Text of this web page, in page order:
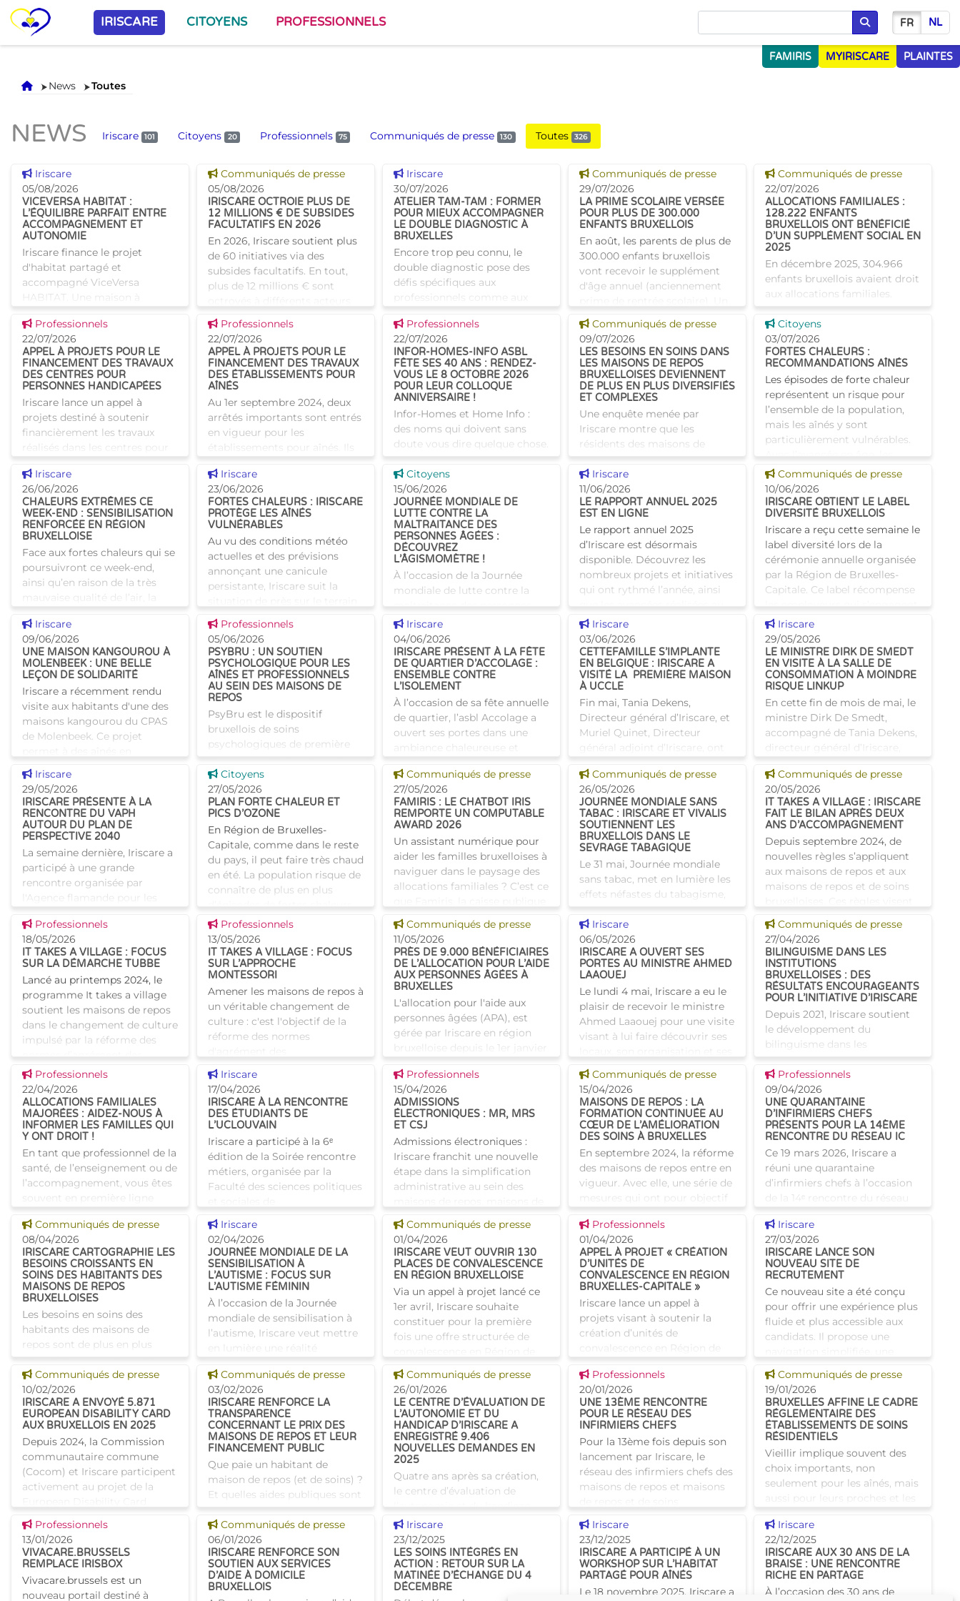
IRISCARE CITOYENS PROFESSIONNELS
Chercher
FR NL
FAMIRIS MYIRISCARE PLAINTES
Accueil
News Toutes
NEWS Iriscare 101 Citoyens 20 Professionnels 75 Communiqués de presse 130 Toutes 326
Voir cette news
Iriscare
05/08/2026
VICEVERSA HABITAT :
L’ÉQUILIBRE PARFAIT ENTRE
ACCOMPAGNEMENT ET
AUTONOMIE
Iriscare finance le projet
d'habitat partagé et
accompagné ViceVersa
HABITAT. Une maison à
alternative innovante et
humaine aux structures
d’hébergement traditionnel
Voir cette news
Communiqués de presse
05/08/2026
IRISCARE OCTROIE PLUS DE
12 MILLIONS € DE SUBSIDES
FACULTATIFS EN 2026
En 2026, Iriscare soutient plus
de 60 initiatives via des
subsides facultatifs. En tout,
plus de 12 millions € sont
bruxellois afin de soutenir leur
travail au serv
Voir cette news
Iriscare
30/07/2026
ATELIER TAM-TAM : FORMER
POUR MIEUX ACCOMPAGNER
LE DOUBLE DIAGNOSTIC À
BRUXELLES
Encore trop peu connu, le
double diagnostic pose des
défis spécifiques aux
professionnels comme aux
Tam-Tam apporte une réponse
concrète avec une formation
dest
Voir cette news
Communiqués de presse
29/07/2026
LA PRIME SCOLAIRE VERSÉE
POUR PLUS DE 300.000
ENFANTS BRUXELLOIS
En août, les parents de plus de
300.000 enfants bruxellois
vont recevoir le supplément
d'âge annuel (anciennement
coup de pouce pour les aider à
bien commencer la
Voir cette news
Communiqués de presse
22/07/2026
ALLOCATIONS FAMILIALES :
128.222 ENFANTS
BRUXELLOIS ONT BÉNÉFICIÉ
D’UN SUPPLÉMENT SOCIAL EN
2025
En décembre 2025, 304.966
enfants bruxellois avaient droit
aux allocations familiales.
Parmi eux, 128.222
bénéficiaient également d’un
supplément social en plus du
montant de base de leurs all
Voir cette news
Professionnels
22/07/2026
APPEL À PROJETS POUR LE
FINANCEMENT DES TRAVAUX
DES CENTRES POUR
PERSONNES HANDICAPÉES
Iriscare lance un appel à
projets destiné à soutenir
financièrement les travaux
réalisés dans les centres pour
projets peuvent porter sur des
transformations, des
Voir cette news
Professionnels
22/07/2026
APPEL À PROJETS POUR LE
FINANCEMENT DES TRAVAUX
DES ÉTABLISSEMENTS POUR
AÎNÉS
Au 1er septembre 2024, deux
arrêtés importants sont entrés
en vigueur pour les
établissements pour aînés. Ils
des établissements pour aînés,
d'une part la
Voir cette news
Professionnels
22/07/2026
INFOR-HOMES-INFO ASBL
FÊTE SES 40 ANS : RENDEZ-
VOUS LE 8 OCTOBRE 2026
POUR LEUR COLLOQUE
ANNIVERSAIRE !
Infor-Homes et Home Info :
des noms qui doivent sans
doute vous dire quelque chose.
Et pour cause, l’asbl, subsidiée
par Iriscare, s’est imposée au fil
des années comme un acteur
incontournabl
Voir cette news
Communiqués de presse
09/07/2026
LES BESOINS EN SOINS DANS
LES MAISONS DE REPOS
BRUXELLOISES DEVIENNENT
DE PLUS EN PLUS DIVERSIFIÉS
ET COMPLEXES
Une enquête menée par
Iriscare montre que les
résidents des maisons de
repos bruxelloises présentent
de plus en plus souvent des
besoins en soins complexes et
combinés. Cette évolution
nécessi
Voir cette news
Citoyens
03/07/2026
FORTES CHALEURS :
RECOMMANDATIONS AÎNÉS
Les épisodes de forte chaleur
représentent un risque pour
l’ensemble de la population,
mais les aînés y sont
particulièrement vulnérables.
Avec l’avancée en âge, les
mécanismes de thermo
Voir cette news
Iriscare
26/06/2026
CHALEURS EXTRÊMES CE
WEEK-END : SENSIBILISATION
RENFORCÉE EN RÉGION
BRUXELLOISE
Face aux fortes chaleurs qui se
poursuivront ce week-end,
ainsi qu’en raison de la très
mauvaise qualité de l’air, la
rappelle les mesures à prendre
pour se prot�
Voir cette news
Iriscare
23/06/2026
FORTES CHALEURS : IRISCARE
PROTÈGE LES AÎNÉS
VULNÉRABLES
Au vu des conditions météo
actuelles et des prévisions
annonçant une canicule
persistante, Iriscare suit la
Prise de contact avec les
maisons de repos Iris
Voir cette news
Citoyens
15/06/2026
JOURNÉE MONDIALE DE
LUTTE CONTRE LA
MALTRAITANCE DES
PERSONNES ÂGÉES :
DÉCOUVREZ
L’ÂGISMOMÈTRE !
À l’occasion de la Journée
mondiale de lutte contre la
maltraitance des personnes
âgées, plusieurs associations
belges, dont l’asbl Infor-
Homes-Info qui est subsidiée
par Iriscare, lancent l
Voir cette news
Iriscare
11/06/2026
LE RAPPORT ANNUEL 2025
EST EN LIGNE
Le rapport annuel 2025
d’Iriscare est désormais
disponible. Découvrez les
nombreux projets et initiatives
qui ont rythmé l’année, ainsi
que les avancées réalisées au
service des citoyen
Voir cette news
Communiqués de presse
10/06/2026
IRISCARE OBTIENT LE LABEL
DIVERSITÉ BRUXELLOIS
Iriscare a reçu cette semaine le
label diversité lors de la
cérémonie annuelle organisée
par la Région de Bruxelles-
Capitale. Ce label récompense
les employeurs qui s’engagent
activement en
Voir cette news
Iriscare
09/06/2026
UNE MAISON KANGOUROU À
MOLENBEEK : UNE BELLE
LEÇON DE SOLIDARITÉ
Iriscare a récemment rendu
visite aux habitants d'une des
maisons kangourou du CPAS
de Molenbeek. Ce projet
situation de précarité de
bénéficier d’un logement
digne, t
Voir cette news
Professionnels
05/06/2026
PSYBRU : UN SOUTIEN
PSYCHOLOGIQUE POUR LES
AÎNÉS ET PROFESSIONNELS
AU SEIN DES MAISONS DE
REPOS
PsyBru est le dispositif
bruxellois de soins
psychologiques de première
ligne, organisé dans le cadre
d’une convention INAMI. Le
projet s’appuie sur un réseau
de psychologues et
d’orthopéda
Voir cette news
Iriscare
04/06/2026
IRISCARE PRÉSENT À LA FÊTE
DE QUARTIER D’ACCOLAGE :
ENSEMBLE CONTRE
L’ISOLEMENT
À l’occasion de sa fête annuelle
de quartier, l’asbl Accolage a
ouvert ses portes dans une
aromatisées, fruits frais,
biscuits et musique à
Voir cette news
Iriscare
03/06/2026
CETTEFAMILLE S’IMPLANTE
EN BELGIQUE : IRISCARE A
VISITÉ LA PREMIÈRE MAISON
À UCCLE
Fin mai, Tania Dekens,
Directeur général d’Iriscare, et
Muriel Quinet, Directeur
général adjoint d’Iriscare, ont
maison d’habitat partagé pour
aînés CetteFa
Voir cette news
Iriscare
29/05/2026
LE MINISTRE DIRK DE SMEDT
EN VISITE À LA SALLE DE
CONSOMMATION À MOINDRE
RISQUE LINKUP
En cette fin de mois de mai, le
ministre Dirk De Smedt,
accompagné de Tania Dekens,
directeur général d’Iriscare,
visiter la salle de
consommation à moindre risq
Voir cette news
Iriscare
29/05/2026
IRISCARE PRÉSENTE À LA
RENCONTRE DU VAPH
AUTOUR DU PLAN DE
PERSPECTIVE 2040
La semaine dernière, Iriscare a
participé à une grande
rencontre organisée par
l'Agence flamande pour les
). Elle se déroulait à Expo Gand,
et était consacrée à
Voir cette news
Citoyens
27/05/2026
PLAN FORTE CHALEUR ET
PICS D’OZONE
En Région de Bruxelles-
Capitale, comme dans le reste
du pays, il peut faire très chaud
en été. La population risque de
connaître de plus en plus
d’épisodes de fortes chaleurs
accompagnés de
Voir cette news
Communiqués de presse
27/05/2026
FAMIRIS : LE CHATBOT IRIS
REMPORTE UN COMPUTABLE
AWARD 2026
Un assistant numérique pour
aider les familles bruxelloises à
naviguer dans le paysage des
allocations familiales ? C’est ce
d’allocations familiales
bruxelloise
Voir cette news
Communiqués de presse
26/05/2026
JOURNÉE MONDIALE SANS
TABAC : IRISCARE ET VIVALIS
SOUTIENNENT LES
BRUXELLOIS DANS LE
SEVRAGE TABAGIQUE
Le 31 mai, Journée mondiale
sans tabac, met en lumière les
effets néfastes du tabagisme,
l’une des premières causes
évitables de maladies graves.
Si l’envie d’arrêter est souvent
présent
Voir cette news
Communiqués de presse
20/05/2026
IT TAKES A VILLAGE : IRISCARE
FAIT LE BILAN APRÈS DEUX
ANS D’ACCOMPAGNEMENT
Depuis septembre 2024, de
nouvelles règles s’appliquent
aux maisons de repos et aux
maisons de repos et de soins
à faire évoluer davantage ces
établissements ve
Voir cette news
Professionnels
18/05/2026
IT TAKES A VILLAGE : FOCUS
SUR LA DÉMARCHE TUBBE
Lancé au printemps 2024, le
programme It takes a village
soutient les maisons de repos
dans le changement de culture
impulsé par la réforme des
normes d’agrément des
établissements pour aîné
Voir cette news
Professionnels
13/05/2026
IT TAKES A VILLAGE : FOCUS
SUR L’APPROCHE
MONTESSORI
Amener les maisons de repos à
un véritable changement de
culture : c'est l'objectif de la
réforme des normes
établissements pour aînés
bruxellois. Pour accompagner
les maisons d
Voir cette news
Communiqués de presse
11/05/2026
PRÈS DE 9.000 BÉNÉFICIAIRES
DE L’ALLOCATION POUR L’AIDE
AUX PERSONNES ÂGÉES À
BRUXELLES
L'allocation pour l'aide aux
personnes âgées (APA), est
gérée par Iriscare en région
bruxelloise depuis le 1er janvier
n'ont cessé d'être en hausse.
L'APA est pass
Voir cette news
Iriscare
06/05/2026
IRISCARE A OUVERT SES
PORTES AU MINISTRE AHMED
LAAOUEJ
Le lundi 4 mai, Iriscare a eu le
plaisir de recevoir le ministre
Ahmed Laaouej pour une visite
visant à lui faire découvrir ses
missions. Accueilli par le
directe
Voir cette news
Communiqués de presse
27/04/2026
BILINGUISME DANS LES
INSTITUTIONS
BRUXELLOISES : DES
RÉSULTATS ENCOURAGEANTS
POUR L’INITIATIVE D’IRISCARE
Depuis 2021, Iriscare soutient
le développement du
bilinguisme dans les
institutions d'aide et de soins
en finançant des cours de
néerlandais pour les maisons
de repos bruxelloises. Fort de
cette
Voir cette news
Professionnels
22/04/2026
ALLOCATIONS FAMILIALES
MAJORÉES : AIDEZ-NOUS À
INFORMER LES FAMILLES QUI
Y ONT DROIT !
En tant que professionnel de la
santé, de l’enseignement ou de
l’accompagnement, vous êtes
un enfant ou une famille a
besoin d’un s
Voir cette news
Iriscare
17/04/2026
IRISCARE À LA RENCONTRE
DES ÉTUDIANTS DE
L’UCLOUVAIN
Iriscare a participé à la 6ᵉ
édition de la Soirée rencontre
métiers, organisée par la
Faculté des sciences politiques
l’UCLouvain.Cette rencontre a
permis de présenter aux
Voir cette news
Professionnels
15/04/2026
ADMISSIONS
ÉLECTRONIQUES : MR, MRS
ET CSJ
Admissions électroniques :
Iriscare franchit une nouvelle
étape dans la simplification
administrative au sein des
repos et de soins et centres de
soins de jour bruxello
Voir cette news
Communiqués de presse
15/04/2026
MAISONS DE REPOS : LA
FORMATION CONTINUÉE AU
CŒUR DE L’AMÉLIORATION
DES SOINS À BRUXELLES
En septembre 2024, la réforme
des maisons de repos entre en
vigueur. Avec elle, une série de
mesures qui ont pour objectif
des résidents ainsi que la
qualité des s
Voir cette news
Professionnels
09/04/2026
UNE QUARANTAINE
D’INFIRMIERS CHEFS
PRÉSENTS POUR LA 14ÈME
RENCONTRE DU RÉSEAU IC
Ce 19 mars 2026, Iriscare a
réuni une quarantaine
d’infirmiers chefs à l’occasion
de la 14ᵉ rencontre du réseau
maisons de repos et des
maisons de repos et de soins
Voir cette news
Communiqués de presse
08/04/2026
IRISCARE CARTOGRAPHIE LES
BESOINS CROISSANTS EN
SOINS DES HABITANTS DES
MAISONS DE REPOS
BRUXELLOISES
Les besoins en soins des
habitants des maisons de
repos sont de plus en plus
diversifiés et complexes. Pour
mieux comprendre cette
évolution et adapter la
politique en conséquence,
Iriscare a men�
Voir cette news
Iriscare
02/04/2026
JOURNÉE MONDIALE DE LA
SENSIBILISATION À
L’AUTISME : FOCUS SUR
L’AUTISME FÉMININ
À l’occasion de la Journée
mondiale de sensibilisation à
l’autisme, Iriscare veut mettre
l’ombre : l’autisme féminin. En
Belgique, environ
Voir cette news
Communiqués de presse
01/04/2026
IRISCARE VEUT OUVRIR 130
PLACES DE CONVALESCENCE
EN RÉGION BRUXELLOISE
Via un appel à projet lancé ce
1er avril, Iriscare souhaite
constituer pour la première
fois une offre structurée de
Bruxelles-Capitale. L'objectif :
ouvrir 130 lits p
Voir cette news
Professionnels
01/04/2026
APPEL À PROJET « CRÉATION
D’UNITÉS DE
CONVALESCENCE EN RÉGION
BRUXELLES-CAPITALE »
Iriscare lance un appel à
projets visant à soutenir la
création d’unités de
convalescence en Région de
collaboration avec l’INAMI.Il a
pour objectif de soulager les
h�
Voir cette news
Iriscare
27/03/2026
IRISCARE LANCE SON
NOUVEAU SITE DE
RECRUTEMENT
Ce nouveau site a été conçu
pour offrir une expérience plus
fluide et plus accessible aux
candidats. Il propose une
structure claire des offres
d’emploi et un accès
Voir cette news
Communiqués de presse
10/02/2026
IRISCARE A ENVOYÉ 5.871
EUROPEAN DISABILITY CARD
AUX BRUXELLOIS EN 2025
Depuis 2024, la Commission
communautaire commune
(Cocom) et Iriscare participent
activement au projet de la
(EDC). Cette initiative
européenne vise à promouvoir
l'inclusion
Voir cette news
Communiqués de presse
03/02/2026
IRISCARE RENFORCE LA
TRANSPARENCE
CONCERNANT LE PRIX DES
MAISONS DE REPOS ET LEUR
FINANCEMENT PUBLIC
Que paie un habitant de
maison de repos (et de soins) ?
Et quelles aides publiques sont
prévues en complément ?
Grâce à deux rapports en ligne
actualisés, Iriscare propose
désormais une
Voir cette news
Communiqués de presse
26/01/2026
LE CENTRE D’ÉVALUATION DE
L’AUTONOMIE ET DU
HANDICAP D’IRISCARE A
ENREGISTRÉ 9.406
NOUVELLES DEMANDES EN
2025
Quatre ans après sa création,
le centre d’évaluation de
l’autonomie et du handicap
d’Iriscare confirme son rôle
essentiel en Région bruxelloise.
En 2025, 9 406 nouvelles
demandes ont ét
Voir cette news
Professionnels
20/01/2026
UNE 13ÈME RENCONTRE
POUR LE RÉSEAU DES
INFIRMIERS CHEFS
Pour la 13ème fois depuis son
lancement par Iriscare, le
réseau des infirmiers chefs des
maisons de repos et maisons
bruxelloises s’est réuni. Au
programme de la rencontre,
Voir cette news
Communiqués de presse
19/01/2026
BRUXELLES AFFINE LE CADRE
RÉGLEMENTAIRE DES
ÉTABLISSEMENTS DE SOINS
RÉSIDENTIELS
Vieillir implique souvent des
choix importants, non
seulement pour les aînés, mais
accompagnent au quotidien.
C’est pourquoi le Co
Voir cette news
Professionnels
13/01/2026
VIVACARE.BRUSSELS
REMPLACE IRISBOX
Vivacare.brussels est un
nouveau portail destiné à
Voir cette news
Communiqués de presse
06/01/2026
IRISCARE RENFORCE SON
SOUTIEN AUX SERVICES
D’AIDE À DOMICILE
BRUXELLOIS
Voir cette news
Iriscare
23/12/2025
LES SOINS INTÉGRÉS EN
ACTION : RETOUR SUR LA
MATINÉE D’ÉCHANGE DU 4
DÉCEMBRE
Voir cette news
Iriscare
23/12/2025
IRISCARE A PARTICIPÉ À UN
WORKSHOP SUR L’HABITAT
PARTAGÉ POUR AÎNÉS
Le 18 novembre 2025, Iriscare a
Voir cette news
Iriscare
22/12/2025
IRISCARE AUX 30 ANS DE LA
BRAISE : UNE RENCONTRE
RICHE EN PARTAGE
À l’occasion des 30 ans de